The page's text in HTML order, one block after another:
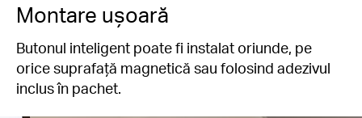
Montare ușoară
Butonul inteligent poate fi instalat oriunde, pe
orice suprafață magnetică sau folosind adezivul
inclus în pachet.